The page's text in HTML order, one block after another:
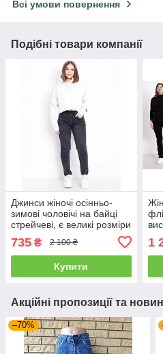
Всі умови повернення
Подібні товари компанії
Джинси жіночі осінньо-
зимові чоловічі на байці
стрейчеві, є великі розміри
735 ₴ 2 100 ₴
Купити
1
Акційні пропозиції та
–70%